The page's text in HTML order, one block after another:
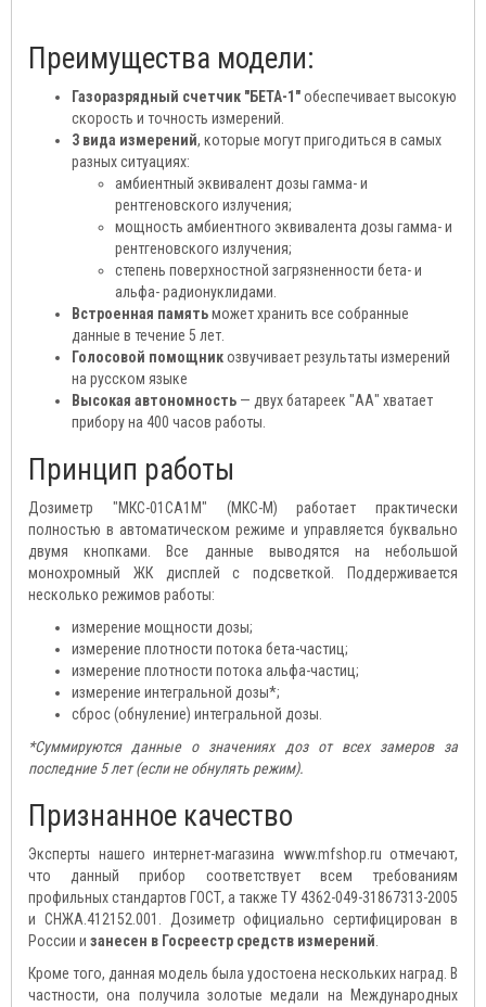
Преимущества модели:
Газоразрядный счетчик "БЕТА-1"обеспечивает высокую
скорость и точность измерений.
3 вида измерений, которые могут пригодиться в самых
разных ситуациях:
амбиентный эквивалент дозы гамма- и
рентгеновского излучения;
мощность амбиентного эквивалента дозы гамма- и
рентгеновского излучения;
степень поверхностной загрязненности бета- и
альфа- радионуклидами.
Встроенная памятьможет хранить все собранные
данные в течение 5 лет.
Голосовой помощникозвучивает результаты измерений
на русском языке
Высокая автономность — двух батареек "АА" хватает
прибору на 400 часов работы.
Принцип работы
Дозиметр "МКС-01СА1М" (МКС-М) работает практически
полностью в автоматическом режиме и управляется буквально
двумя кнопками. Все данные выводятся на небольшой
монохромный ЖК дисплей с подсветкой. Поддерживается
несколько режимов работы:
измерение мощности дозы;
измерение плотности потока бета-частиц;
измерение плотности потока альфа-частиц;
измерение интегральной дозы*;
сброс (обнуление) интегральной дозы.
*Суммируются данные о значениях доз от всех замеров за
последние 5 лет (если не обнулять режим).
Признанное качество
Эксперты нашего интернет-магазина www.mfshop.ru отмечают,
что данный прибор соответствует всем требованиям
профильных стандартов ГОСТ, а также ТУ 4362-049-31867313-2005
и СНЖА.412152.001. Дозиметр официально сертифицирован в
России и занесен в Госреестр средств измерений.
Кроме того, данная модель была удостоена нескольких наград. В
частности, она получила золотые медали на Международных